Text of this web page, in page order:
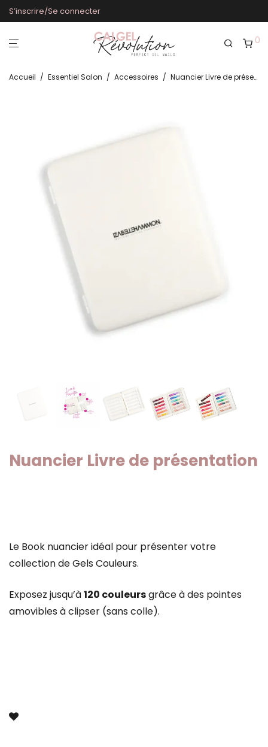
S’inscrire/Se connecter
0
Accueil / Essentiel Salon / Accessoires / Nuancier Livre de présentation
Nuancier Livre de présentation
Le Book nuancier idéal pour présenter votre
collection de Gels Couleurs.
Exposez jusqu’à120 couleursgrâce à des pointes
amovibles à clipser (sans colle).